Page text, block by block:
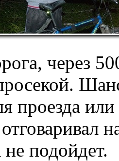
через
проезда
подойдет.